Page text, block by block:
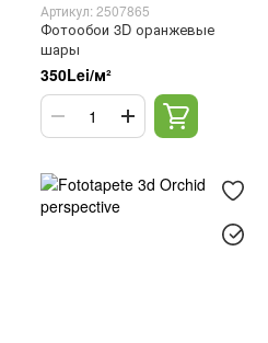
Артикул: 2507865
Фотообои 3D оранжевые
шары
350Lei/м²